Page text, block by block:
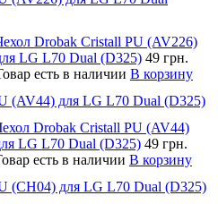
Drobak Cristall PU (AV226)
LG L70 Dual (D325) 49 грн.
есть в наличии В корзину
(AV44) для LG L70 Dual (D325)
Drobak Cristall PU (AV44)
LG L70 Dual (D325) 49 грн.
есть в наличии В корзину
(CH04) для LG L70 Dual (D325)